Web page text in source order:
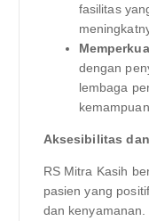
fasilitas
dengan
lembaga
Aksesibilitas
RS Mitra Kasih
pasien yang
dan